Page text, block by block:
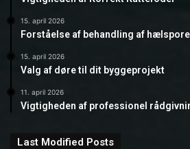
15. april 2026
Forståelse af behandling af hælspore
15. april 2026
Valg af døre til dit byggeprojekt
11. april 2026
Vigtigheden af professionel
Last Modified Posts